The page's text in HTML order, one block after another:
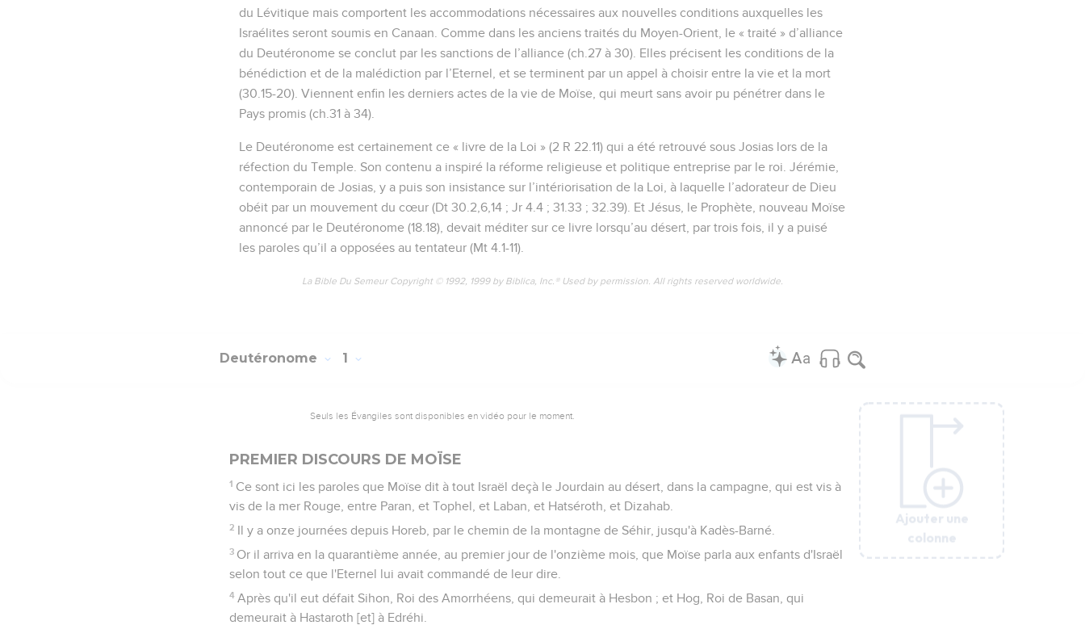
Ajouter une
colonne
du Lévitique mais comportent les accommodations nécessaires aux nouvelles conditions auxquelles les
Israélites seront soumis en Canaan. Comme dans les anciens traités du Moyen-Orient, le « traité » d’alliance
du Deutéronome se conclut par les sanctions de l’alliance (ch.27 à 30). Elles précisent les conditions de la
bénédiction et de la malédiction par l’Eternel, et se terminent par un appel à choisir entre la vie et la mort
(30.15-20). Viennent enfin les derniers actes de la vie de Moïse, qui meurt sans avoir pu pénétrer dans le
Pays promis (ch.31 à 34).
Le Deutéronome est certainement ce « livre de la Loi » (2 R 22.11) qui a été retrouvé sous Josias lors de la
réfection du Temple. Son contenu a inspiré la réforme religieuse et politique entreprise par le roi. Jérémie,
contemporain de Josias, y a puis son insistance sur l’intériorisation de la Loi, à laquelle l’adorateur de Dieu
obéit par un mouvement du cœur (Dt 30.2,6,14 ; Jr 4.4 ; 31.33 ; 32.39). Et Jésus, le Prophète, nouveau Moïse
annoncé par le Deutéronome (18.18), devait méditer sur ce livre lorsqu’au désert, par trois fois, il y a puisé
les paroles qu’il a opposées au tentateur (Mt 4.1-11).
La Bible Du Semeur Copyright © 1992, 1999 by Biblica, Inc.® Used by permission. All rights reserved worldwide.
Deutéronome 1
Seuls les Évangiles sont disponibles en vidéo pour le moment.
PREMIER DISCOURS DE MOÏSE
1 Ce sont ici les paroles que Moïse dit à tout Israël deçà le Jourdain au désert, dans la campagne, qui est vis à
vis de la mer Rouge, entre Paran, et Tophel, et Laban, et Hatséroth, et Dizahab.
2 Il y a onze journées depuis Horeb, par le chemin de la montagne de Séhir, jusqu'à Kadès-Barné.
3 Or il arriva en la quarantième année, au premier jour de l'onzième mois, que Moïse parla aux enfants d'Israël
selon tout ce que l'Eternel lui avait commandé de leur dire.
4 Après qu'il eut défait Sihon, Roi des Amorrhéens, qui demeurait à Hesbon ; et Hog, Roi de Basan, qui
demeurait à Hastaroth [et] à Edréhi.
Ajouter une
colonne
Ajouter une
colonne
Ajouter une
colonne
Ajouter une
colonne